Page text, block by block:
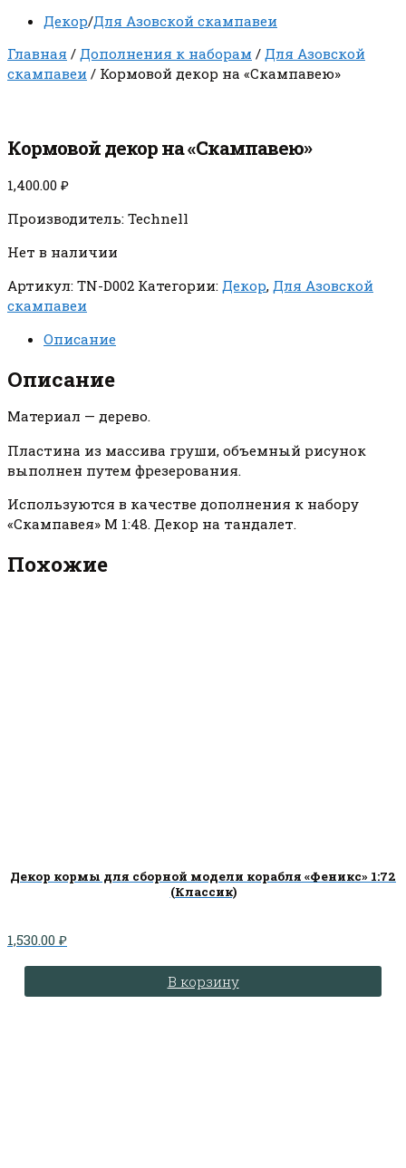
Декор/Для Азовской скампавеи
Главная / Дополнения к наборам / Для Азовской
скампавеи / Кормовой декор на «Скампавею»
Кормовой декор на «Скампавею»
1,400.00 ₽
Производитель: Technell
Нет в наличии
Артикул: TN-D002 Категории: Декор, Для Азовской
скампавеи
Описание
Описание
Материал — дерево.
Пластина из массива груши, объемный рисунок
выполнен путем фрезерования.
Используются в качестве дополнения к набору
«Скампавея» М 1:48. Декор на тандалет.
Похожие
Декор кормы для сборной модели корабля «Феникс» 1:72
(Классик)
1,530.00 ₽
В корзину